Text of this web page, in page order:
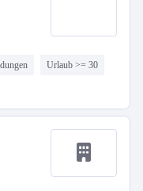
Urlaub >= 30